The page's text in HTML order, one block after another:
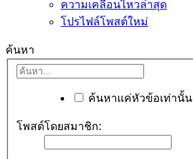
ความเคลื่อนไหวล่าสุด
โปรไฟล์โพสต์ใหม่
ค้นหา
ค้นหาแค่หัวข้อเท่านั้น
โพสต์โดยสมาชิก: